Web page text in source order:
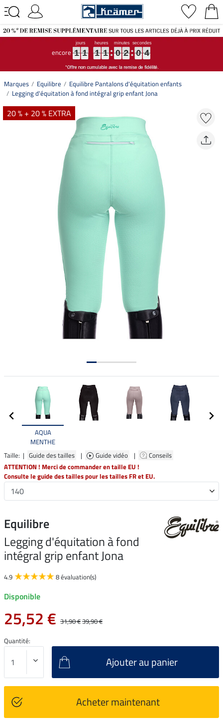
encore 1
1
1
1 1
1
1
1 1
1
1
1 1
1
1
1 0
0
0
0 2
2
2
2 0
0
0
0 3
4
3
4
Marques Equilibre
Equilibre Pantalons d'équitation enfants
Legging d'équitation à fond intégral grip enfant Jona
20 % + 20 % EXTRA
AQUA
MENTHE
Taille: | Guide des tailles | Guide vidéo |
Conseils
ATTENTION ! Merci de commander en taille EU !
Consulte le guide des tailles pour les tailles FR et EU.
Equilibre
Legging d'équitation à fond
intégral grip enfant Jona
4.9 8 évaluation(s)
Disponible
25,52 € 31,90 €39,90 €
Quantité:
Ajouter au panier
Acheter maintenant